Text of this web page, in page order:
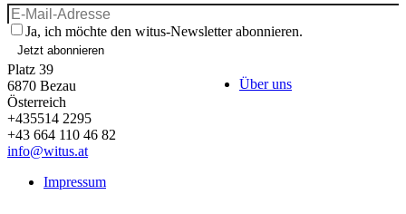
Ja, ich möchte den witus-Newsletter abonnieren.
Jetzt abonnieren
Platz 39
6870 Bezau
Österreich
+435514 2295
+43 664 110 46 82
info@witus.at
Über uns
Impressum